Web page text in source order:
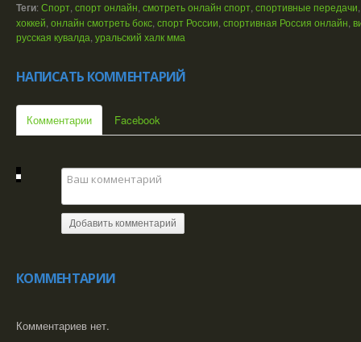
Теги: Спорт спорт онлайн смотреть онлайн спорт спортивные передачи
хоккей онлайн смотреть бокс спорт России спортивная Россия онлайн
русская кувалда уральский халк мма
НАПИСАТЬ КОММЕНТАРИЙ
Комментарии Facebook
Добавить комментарий
КОММЕНТАРИИ
Комментариев нет.